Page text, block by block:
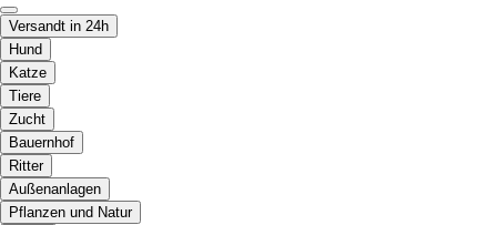
Versandt in 24h
Hund
Katze
Tiere
Zucht
Bauernhof
Ritter
Außenanlagen
Pflanzen und Natur